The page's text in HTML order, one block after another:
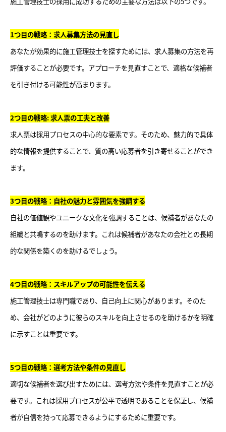
1つ目の戦略：求人募集方法の見直し
あなたが効果的に施工管理技士を探すためには、求人募集の方法を再
評価することが必要です。アプローチを見直すことで、適格な候補者
を引き付ける可能性が高まります。
2つ目の戦略: 求人票の工夫と改善
求人票は採用プロセスの中心的な要素です。そのため、魅力的で具体
的な情報を提供することで、質の高い応募者を引き寄せることができ
ます。
3つ目の戦略：自社の魅力と雰囲気を強調する
自社の価値観やユニークな文化を強調することは、候補者があなたの
組織と共鳴するのを助けます。これは候補者があなたの会社との長期
的な関係を築くのを助けるでしょう。
4つ目の戦略：スキルアップの可能性を伝える
施工管理技士は専門職であり、自己向上に関心があります。そのた
め、会社がどのように彼らのスキルを向上させるのを助けるかを明確
に示すことは重要です。
5つ目の戦略：選考方法や条件の見直し
適切な候補者を選び出すためには、選考方法や条件を見直すことが必
要です。これは採用プロセスが公平で透明であることを保証し、候補
者が自信を持って応募できるようにするために重要です。